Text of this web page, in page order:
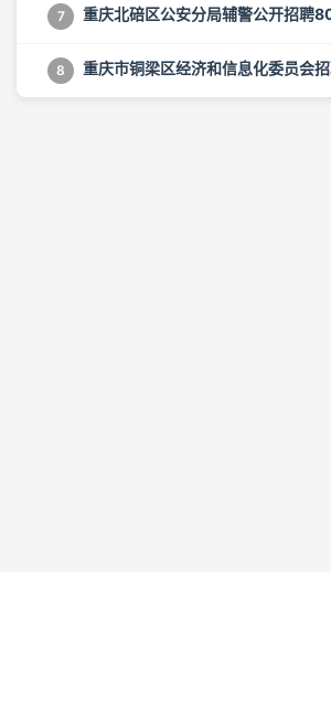
7 重庆北碚区公安分局辅警公开招聘
8 重庆市铜梁区经济和信息化委员会